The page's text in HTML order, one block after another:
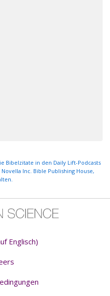
Bibelzitate in den Daily Lift-Podcasts
Inc. Bible Publishing House,
Englisch)